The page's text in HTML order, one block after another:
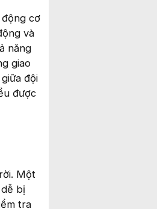
cơ
và
năng
giao
đội
được
Một
bị
tra